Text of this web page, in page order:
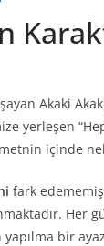
Akaki
yerleşen
içinde
fark
Her
bir